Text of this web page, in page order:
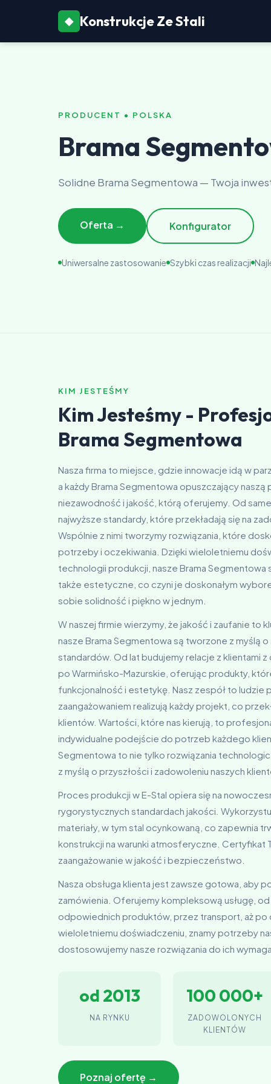
◆ Konstrukcje Ze Stali
PRODUCENT • POLSKA
Brama
Solidne Brama Segmentowa — Twoja
Oferta → Konfigurator
Uniwersalne zastosowanie Szybki czas realizacji
KIM JESTEŚMY
Kim Jesteśmy -
Brama Segmentowa
Nasza firma to miejsce, gdzie innowacje idą w
a każdy Brama Segmentowa opuszczający
niezawodność i jakość, którą oferujemy. Od
najwyższe standardy, które przekładają się na
Wspólnie z nimi tworzymy rozwiązania, które
potrzeby i oczekiwania. Dzięki wieloletniemu
technologii produkcji, nasze Brama Segmentowa
także estetyczne, co czyni je doskonałym
sobie solidność i piękno w jednym.
W naszej firmie wierzymy, że jakość i zaufanie to
nasze Brama Segmentowa są tworzone z myślą o
standardów. Od lat budujemy relacje z klientami z
po Warmińsko-Mazurskie, oferując produkty,
funkcjonalność i estetykę. Nasz zespół to ludzie
zaangażowaniem realizują każdy projekt, co
klientów. Wartości, które nas kierują, to
indywidualne podejście do potrzeb każdego
Segmentowa to nie tylko rozwiązania
z myślą o przyszłości i zadowoleniu naszych
Proces produkcji w E-Stal opiera się na
rygorystycznych standardach jakości.
materiały, w tym stal ocynkowaną, co zapewnia
konstrukcji na warunki atmosferyczne. Certyfikat
zaangażowanie w jakość i bezpieczeństwo.
Nasza obsługa klienta jest zawsze gotowa, aby
zamówienia. Oferujemy kompleksową usługę,
odpowiednich produktów, przez transport, aż po
wieloletniemu doświadczeniu, znamy potrzeby
dostosowujemy nasze rozwiązania do ich
od 2013
NA RYNKU
100 000+
ZADOWOLONYCH
KLIENTÓW
Poznaj ofertę →